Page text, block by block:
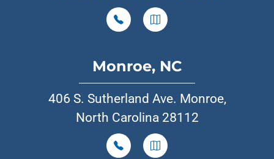
Monroe, NC
406 S. Sutherland Ave. Monroe,
North Carolina 28112